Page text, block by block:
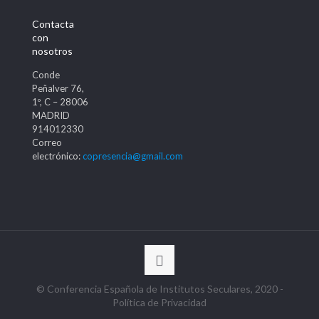
Contacta
con
nosotros
Conde
Peñalver 76,
1º, C – 28006
MADRID
914012330
Correo
electrónico:copresencia@gmail.com
© Conferencia Española de Institutos Seculares, 2020 -
Política de Privacidad